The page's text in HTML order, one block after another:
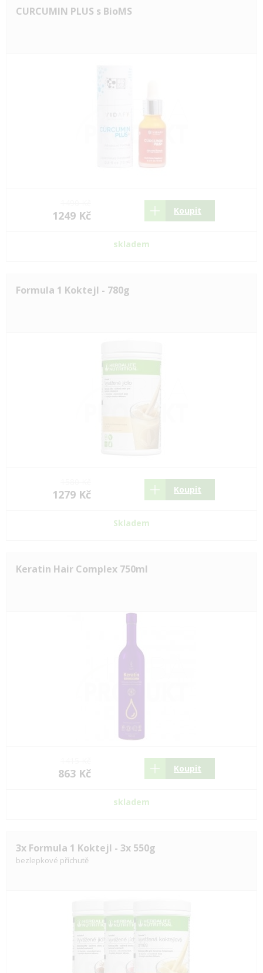
CURCUMIN PLUS s BioMS
1249 Kč Koupit
skladem
Formula 1 Koktejl - 780g
1279 Kč Koupit
Skladem
Keratin Hair Complex 750ml
863 Kč Koupit
skladem
3x Formula 1 Koktejl - 3x 550g
bezlepkové příchutě